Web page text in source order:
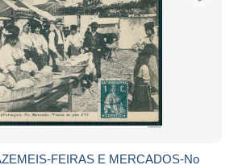
FEIRAS E MERCADOS-No